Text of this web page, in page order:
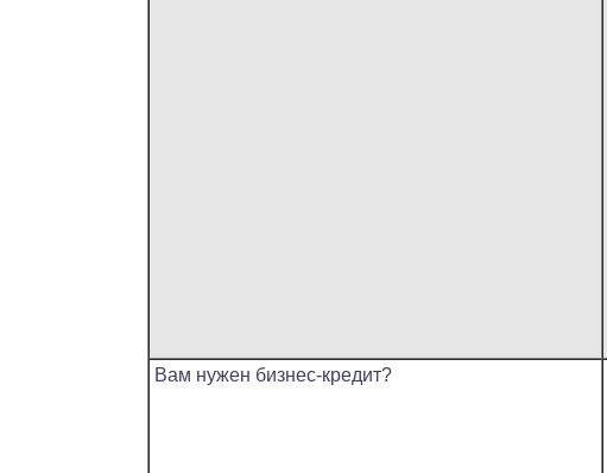
Вам нужен бизнес-кредит?